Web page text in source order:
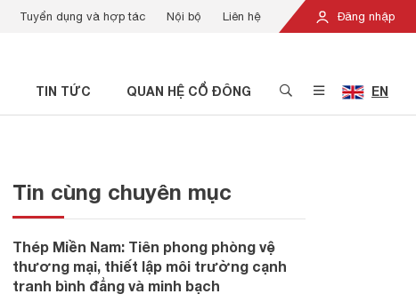
Đăng nhập
Tuyển dụng và hợp tác Nội bộ Liên hệ
TIN TỨC QUAN HỆ CỔ ĐÔNG EN
Tin cùng chuyên mục
Thép Miền Nam: Tiên phong phòng vệ
thương mại, thiết lập môi trường cạnh
tranh bình đẳng và minh bạch